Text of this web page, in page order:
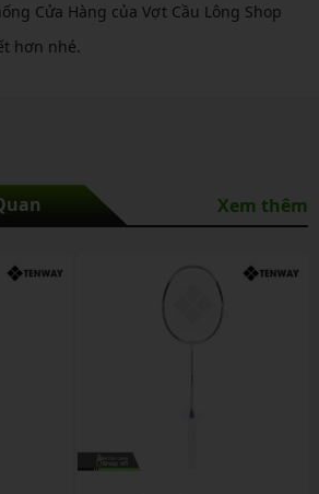
Cửa Hàng của Vợt Cầu Lông Shop
hơn nhé.
Xem thêm